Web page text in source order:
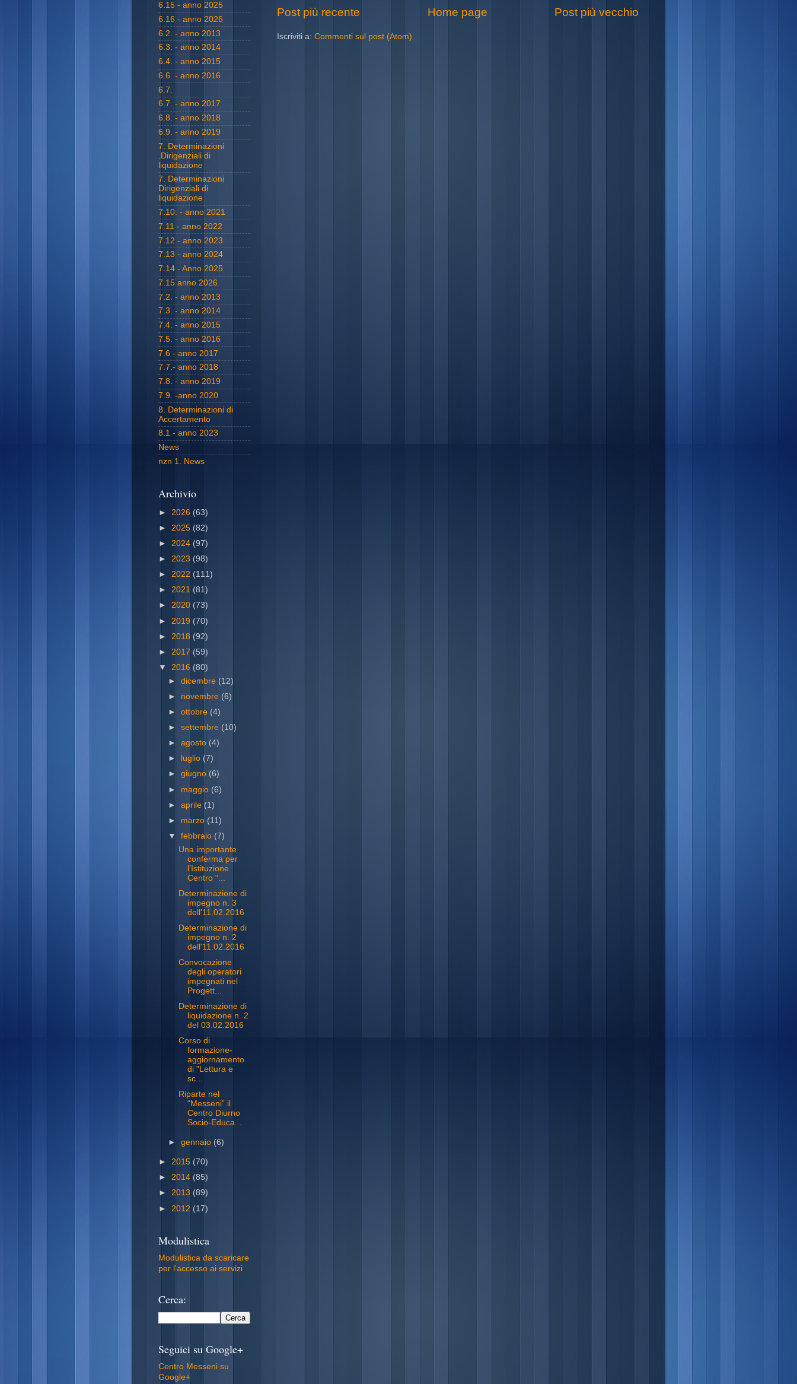
Post più recente Post più vecchio
Home page
Iscriviti a: Commenti sul post (Atom)
6.15 - anno 2025
6.16 - anno 2026
6.2. - anno 2013
6.3. - anno 2014
6.4. - anno 2015
6.6. - anno 2016
6.7.
6.7. - anno 2017
6.8. - anno 2018
6.9. - anno 2019
7. Determinazioni
.Dirigenziali di
liquidazione
7. Determinazioni
Dirigenziali di
liquidazione
7.10. - anno 2021
7.11 - anno 2022
7.12 - anno 2023
7.13 - anno 2024
7.14 - Anno 2025
7.15 anno 2026
7.2. - anno 2013
7.3. - anno 2014
7.4. - anno 2015
7.5. - anno 2016
7.6 - anno 2017
7.7.- anno 2018
7.8. - anno 2019
7.9. -anno 2020
8. Determinazioni di
Accertamento
8.1 - anno 2023
News
nzn 1. News
Archivio
► 2026 (63)
► 2025 (82)
► 2024 (97)
► 2023 (98)
► 2022 (111)
► 2021 (81)
► 2020 (73)
► 2019 (70)
► 2018 (92)
► 2017 (59)
▼ 2016 (80)
►dicembre (12)
► novembre (6)
►ottobre (4)
►settembre (10)
►agosto (4)
►
luglio (7)
►giugno (6)
► maggio (6)
►aprile (1)
► marzo (11)
▼febbraio (7)
Una importante
conferma per
l’Istituzione
Centro “...
Determinazione di
impegno n. 3
dell'11.02.2016
Determinazione di
impegno n. 2
dell'11.02.2016
Convocazione
degli operatori
impegnati nel
Progett...
Determinazione di
liquidazione n. 2
del 03.02.2016
Corso di
formazione-
aggiornamento
di "Lettura e
sc...
Riparte nel
“Messeni” il
Centro Diurno
Socio-Educa...
►gennaio (6)
► 2015 (70)
► 2014 (85)
► 2013 (89)
► 2012 (17)
Modulistica
Modulistica da scaricare
per l'accesso ai servizi
Cerca:
Seguici su Google+
Centro Messeni su
Google+